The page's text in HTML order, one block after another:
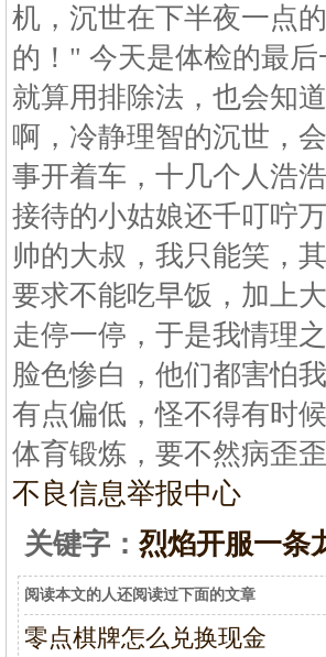
机，沉世在下半夜一点
的！" 今天是体检的最
就算用排除法，也会知
啊，冷静理智的沉世，
事开着车，十几个人浩
接待的小姑娘还千叮咛
帅的大叔，我只能笑，
要求不能吃早饭，加上
走停一停，于是我情理
脸色惨白，他们都害怕
有点偏低，怪不得有时
体育锻炼，要不然病歪歪
不良信息举报中心
关键字： 烈焰开服一条
阅读本文的人还阅读过下面的文章
零点棋牌怎么兑换现金